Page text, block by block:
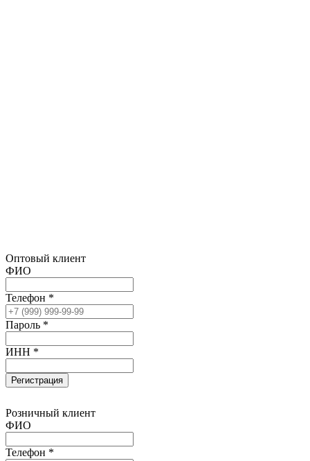
Оптовый клиент
ФИО
Телефон *
Пароль *
ИНН *
Регистрация
Розничный клиент
ФИО
Телефон *